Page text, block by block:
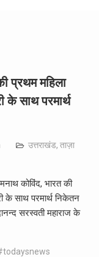
प्रथम महिला
के साथ परमार्थ
उत्तराखंड, ताज़ा
कोविंद, भारत की
के साथ परमार्थ निकेतन
सरस्वती महाराज के